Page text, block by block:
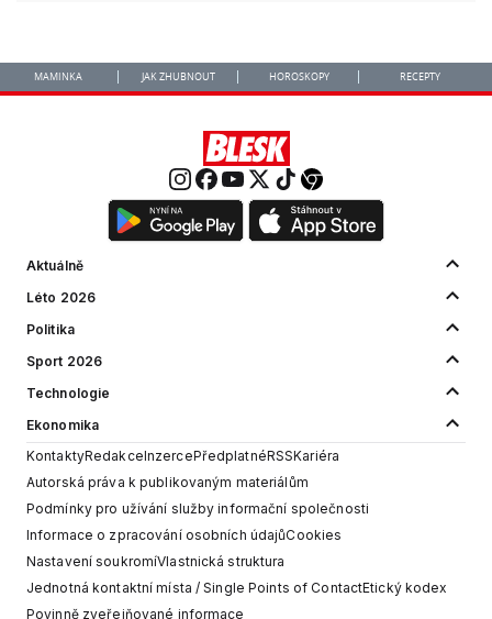
MAMINKA JAK ZHUBNOUT HOROSKOPY RECEPTY
Aktuálně
Léto 2026
Politika
Sport 2026
Technologie
Ekonomika
KontaktyRedakceInzercePředplatnéRSSKariéra
Autorská práva k publikovaným materiálům
Podmínky pro užívání služby informační společnosti
Informace o zpracování osobních údajůCookies
Nastavení soukromíVlastnická struktura
Jednotná kontaktní místa / Single Points of ContactEtický kodex
Povinně zveřejňované informace